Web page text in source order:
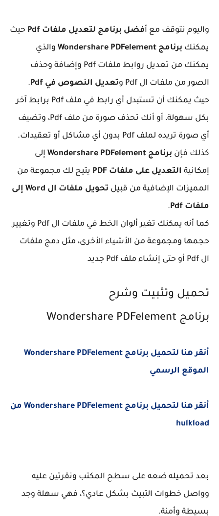
واليوم نتوقف مع أفضل برنامج لتعديل ملفات Pdf
حيث
يمكنك برنامج Wondershare PDFelement
والذي
يمكنك من تعديل روابط ملفات Pdf وإضافة وحذف
الصور من ملفات ال Pdf و
تعديل النصوص في Pdf
.
حيث يمكنك أن تستبدل أي رابط في ملف Pdf برابط آخر
بكل سهولة، أو أنك تحذف صورة من ملف Pdf، وتضيف
أي صورة تريده لملف Pdf بدون أي مشاكل أو تعقيدات.
كذلك فإن برنامج Wondershare PDFelement
إلى
إمكانية التعديل على ملفات PDF
يتيح لك مجموعة من
المميزات الإضافية من قبيل
تحويل ملفات ال Word إلى
ملفات Pdf
.
كما أنه يمكنك تغير ألوان الخط في ملفات ال Pdf وتغيير
حجمها ومجموعة من الأشياء الأخرى، مثل دمج ملفات
ال Pdf أو حتى إنشاء ملف Pdf جديد
تحميل وتثبيت وشرح
برنامج Wondershare PDFelement
أنقر هنا لتحميل برنامج Wondershare PDFelement
الموقع الرسمي
أنقر هنا لتحميل برنامج Wondershare PDFelement من
hulkload
بعد تحميله ضعه على سطح المكتب ونقرتين عليه
وواصل خطوات التبيث بشكل عادي؟، فهي سهلة وجد
بسيطة وأمنة.